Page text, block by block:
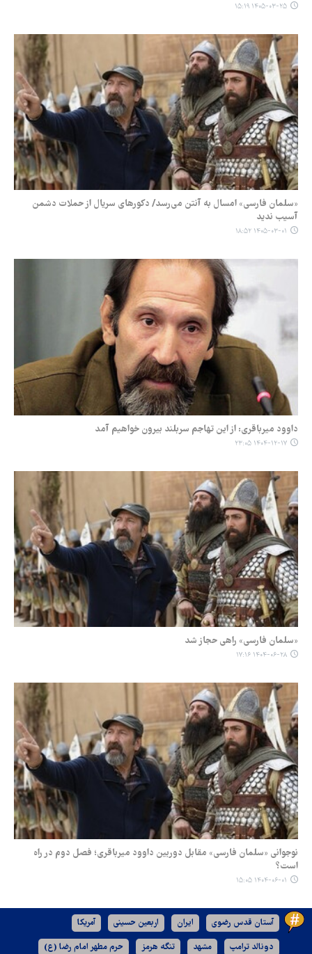
۱۴۰۵-۰۳-۲۵ ۱۵:۱۹
«سلمان فارسی» امسال به آنتن می‌رسد/ دکورهای سریال از حملات دشمن
آسیب ندید
۱۴۰۵-۰۳-۰۱ ۱۸:۵۲
داوود میرباقری: از این تهاجم سربلند بیرون خواهیم آمد
۱۴۰۴-۱۲-۱۷ ۲۳:۰۵
«سلمان فارسی» راهی حجاز شد
۱۴۰۴-۰۶-۲۸ ۱۷:۱۶
نوجوانی «سلمان فارسی» مقابل دوربین داوود میرباقری؛ فصل دوم در راه
است؟
۱۴۰۴-۰۶-۰۱ ۱۵:۰۵
آستان قدس رضوی ایران اربعین حسینی آمریکا
دونالد ترامپ مشهد تنگه هرمز حرم مطهر امام رضا (ع)